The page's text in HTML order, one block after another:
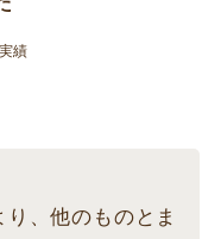
績
、他のものとま